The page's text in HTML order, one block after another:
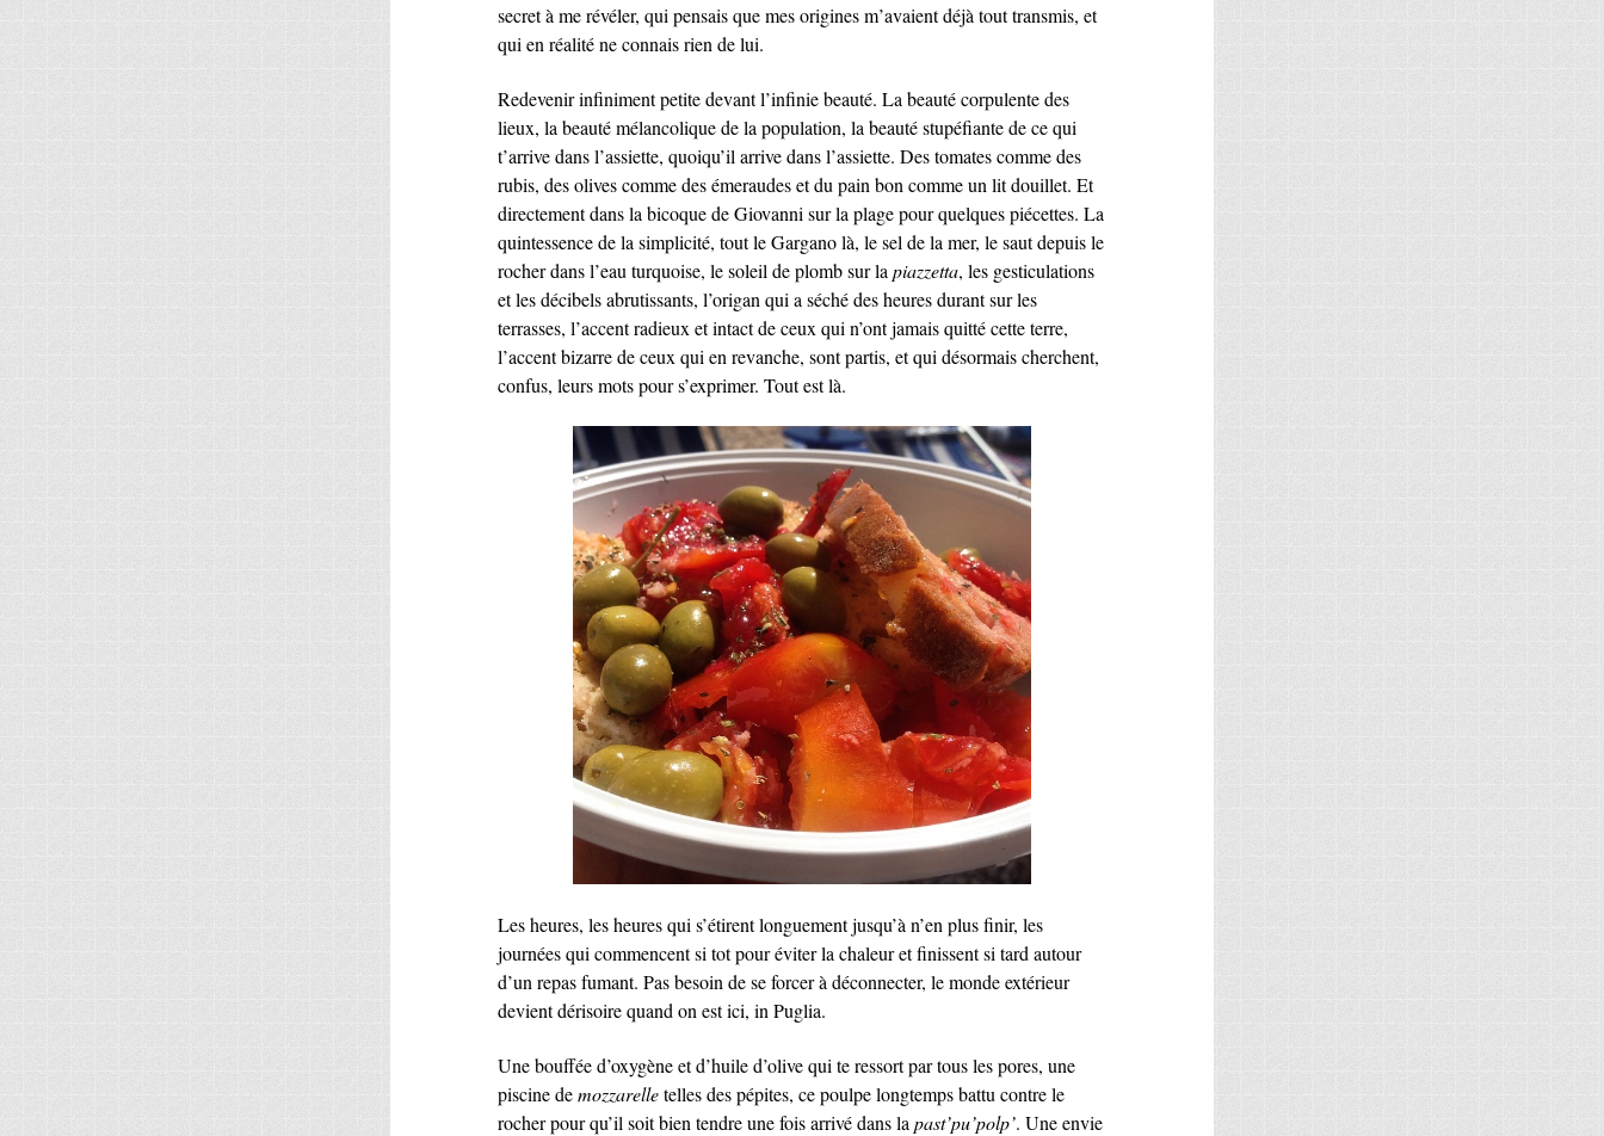
secret à me révéler, qui pensais que mes origines m’avaient déjà tout transmis, et
qui en réalité ne connais rien de lui.
Redevenir infiniment petite devant l’infinie beauté. La beauté corpulente des
lieux, la beauté mélancolique de la population, la beauté stupéfiante de ce qui
t’arrive dans l’assiette, quoiqu’il arrive dans l’assiette. Des tomates comme des
rubis, des olives comme des émeraudes et du pain bon comme un lit douillet. Et
directement dans la bicoque de Giovanni sur la plage pour quelques piécettes. La
quintessence de la simplicité, tout le Gargano là, le sel de la mer, le saut depuis le
rocher dans l’eau turquoise, le soleil de plomb sur la piazzetta, les gesticulations
et les décibels abrutissants, l’origan qui a séché des heures durant sur les
terrasses, l’accent radieux et intact de ceux qui n’ont jamais quitté cette terre,
l’accent bizarre de ceux qui en revanche, sont partis, et qui désormais cherchent,
confus, leurs mots pour s’exprimer. Tout est là.
Les heures, les heures qui s’étirent longuement jusqu’à n’en plus finir, les
journées qui commencent si tot pour éviter la chaleur et finissent si tard autour
d’un repas fumant. Pas besoin de se forcer à déconnecter, le monde extérieur
devient dérisoire quand on est ici, in Puglia.
Une bouffée d’oxygène et d’huile d’olive qui te ressort par tous les pores, une
piscine demozzarelletelles des pépites, ce poulpe longtemps battu contre le
rocher pour qu’il soit bien tendre une fois arrivé dans la past’pu’polp’. Une envie